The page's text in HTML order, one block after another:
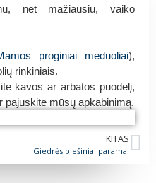
net mažiausiu, vaiko
proginiai meduoliai),
rinkiniais.
kavos ar arbatos puodelį,
pajuskite mūsų apkabinimą.
meduoliai
meduoliai
meduoliai
meduoliai KITAS
Giedrės piešiniai paramai